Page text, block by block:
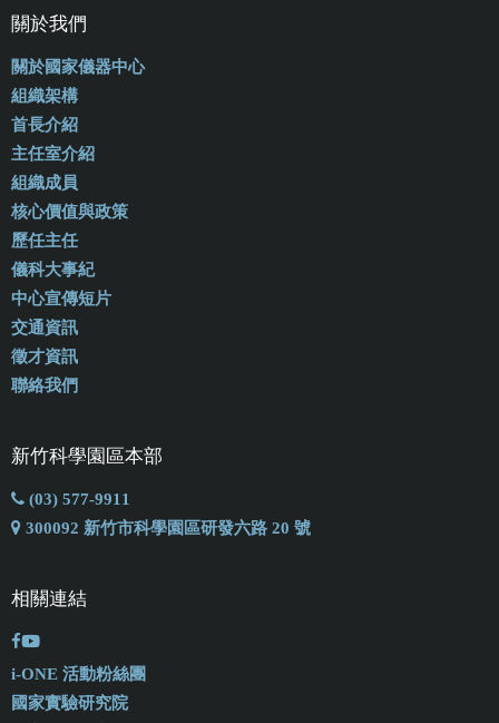
關於我們
關於國家儀器中心
組織架構
首長介紹
主任室介紹
組織成員
核心價值與政策
歷任主任
儀科大事紀
中心宣傳短片
交通資訊
徵才資訊
聯絡我們
新竹科學園區本部
(03) 577-9911
300092 新竹市科學園區研發六路 20 號
相關連結
i-ONE 活動粉絲團
國家實驗研究院